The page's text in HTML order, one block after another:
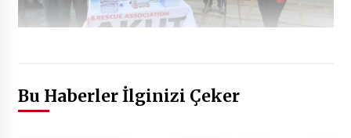
Bu Haberler İlginizi Çeker